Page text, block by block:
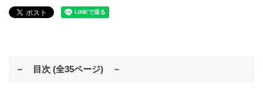
－ 目次 (全35ページ) －